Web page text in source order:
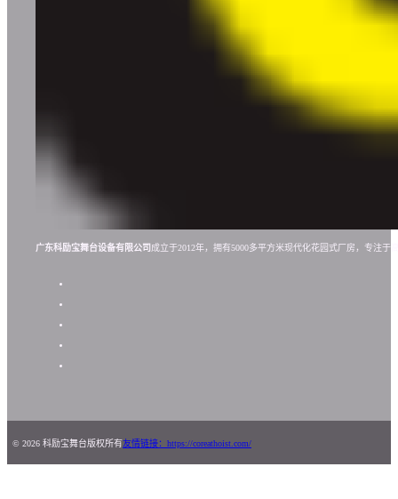
广东科励宝舞台设备有限公司 成立于2012年，拥有5000多平方米现代化花园式厂房，专注
© 2026 科励宝舞台版权所有友情链接：https://coreathoist.com/